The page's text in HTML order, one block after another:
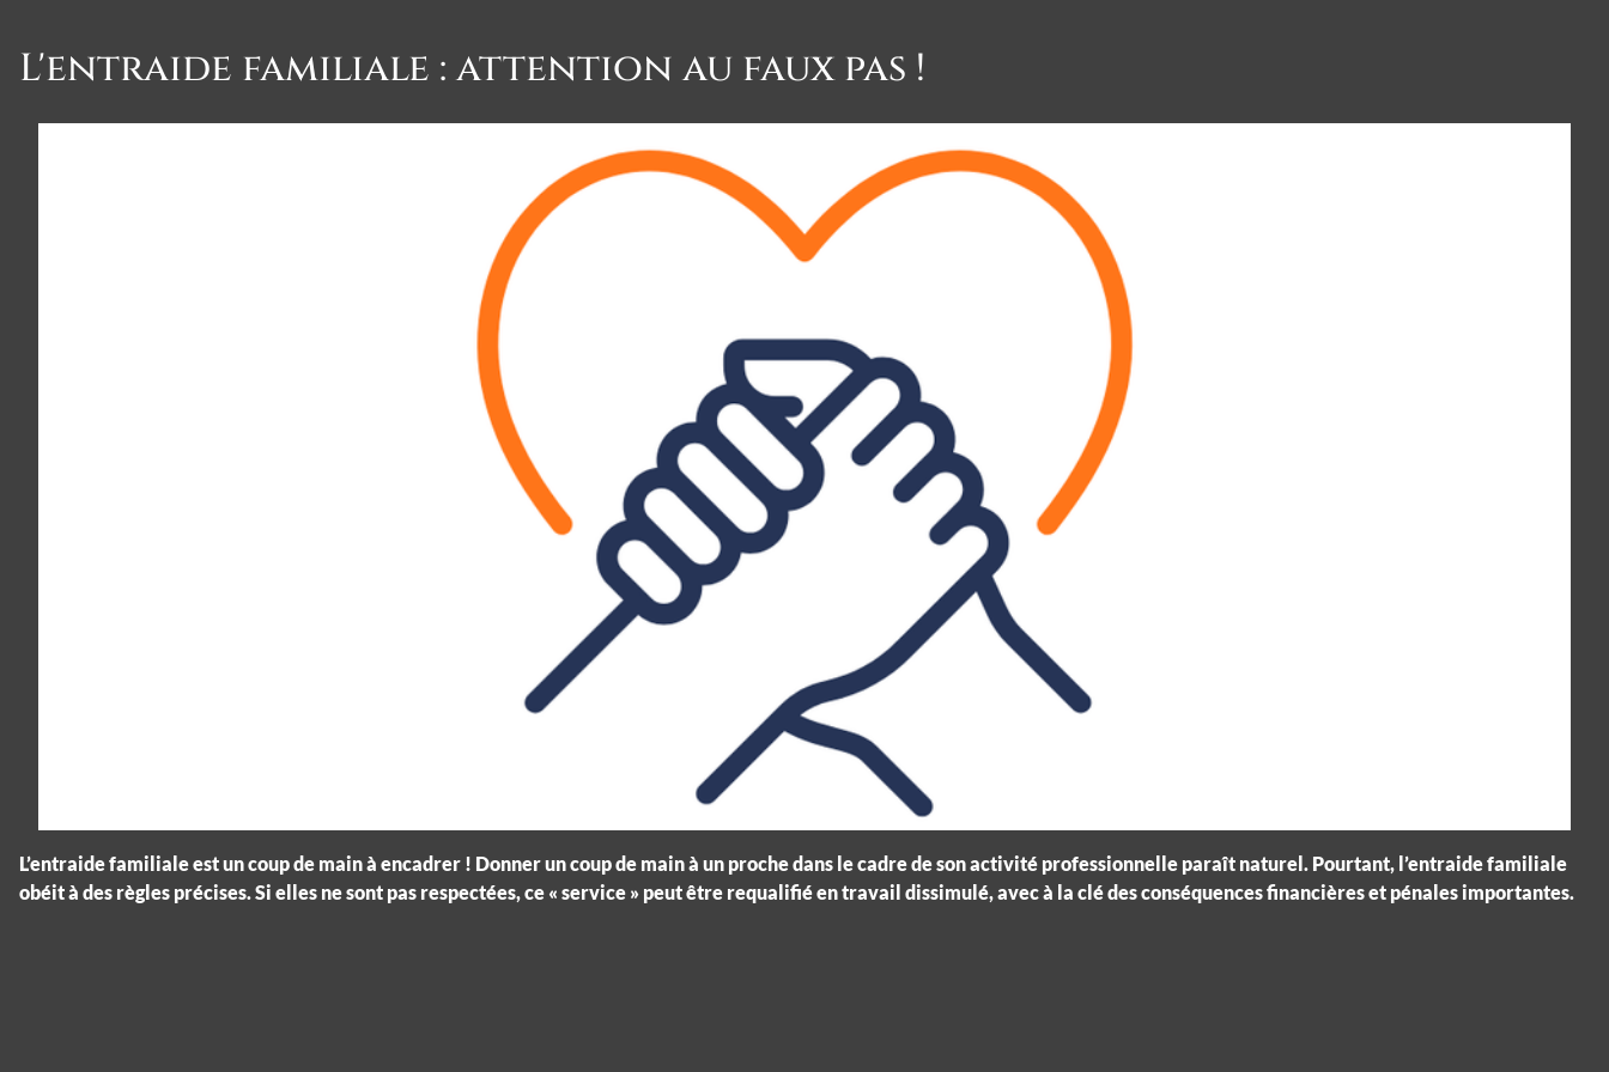
L'entraide familiale : attention au faux pas !
L’entraide familiale est un coup de main à encadrer ! Donner un coup de main à un proche dans le cadre de son activité professionnelle paraît naturel. Pourtant, l’entraide familiale
obéit à des règles précises. Si elles ne sont pas respectées, ce « service » peut être requalifié en travail dissimulé, avec à la clé des conséquences financières et pénales importantes.